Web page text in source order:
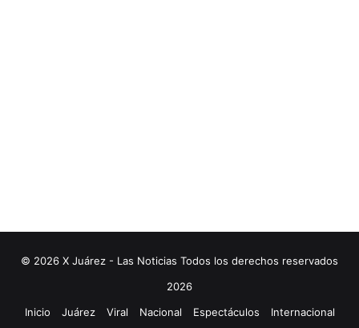
© 2026 X Juárez - Las Noticias Todos los derechos reservados
2026
Inicio
Juárez Viral Nacional Espectáculos Internacional